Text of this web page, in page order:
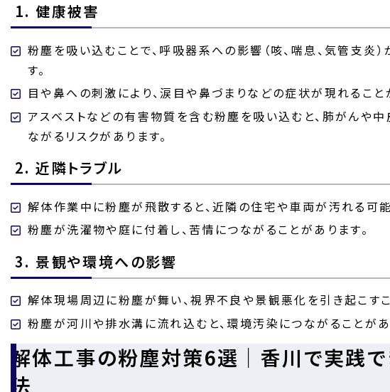
1. 健康被害
粉塵を吸い込むことで、呼吸器系への影響（咳、喘息、気管支炎
す。
目や鼻への刺激により、涙目や鼻づまりなどの症状が現れること
アスベストなどの有害物質を含む粉塵を吸い込むと、肺がんや
ながるリスクがあります。
2. 近隣トラブル
解体作業中に粉塵が飛散すると、近隣の住宅や車両が汚れる可能
粉塵が洗濯物や庭に付着し、苦情につながることがあります。
3. 景観や環境への影響
解体現場周辺に粉塵が舞い、視界不良や景観悪化を引き起こすこ
粉塵が河川や排水溝に流れ込むと、環境汚染につながることがあ
解体工事の粉塵対策6選｜香川で実践
法